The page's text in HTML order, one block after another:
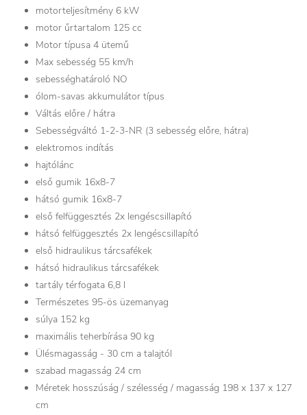
motorteljesítmény 6 kW
motor űrtartalom 125 cc
Motor típusa 4 ütemű
Max sebesség 55 km/h
sebességhatároló NO
ólom-savas akkumulátor típus
Váltás előre / hátra
Sebességváltó 1-2-3-NR (3 sebesség előre, hátra)
elektromos indítás
hajtólánc
első gumik 16x8-7
hátsó gumik 16x8-7
első felfüggesztés 2x lengéscsillapító
hátsó felfüggesztés 2x lengéscsillapító
első hidraulikus tárcsafékek
hátsó hidraulikus tárcsafékek
tartály térfogata 6,8 l
Természetes 95-ös üzemanyag
súlya 152 kg
maximális teherbírása 90 kg
Ülésmagasság - 30 cm a talajtól
szabad magasság 24 cm
Méretek hosszúság / szélesség / magasság 198 x 137 x 127
cm